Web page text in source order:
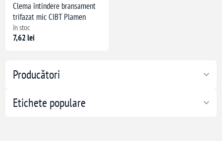
Producători
Etichete populare
Clema întindere bransament
trifazat mic CIBT Plamen
în stoc
7,62 lei